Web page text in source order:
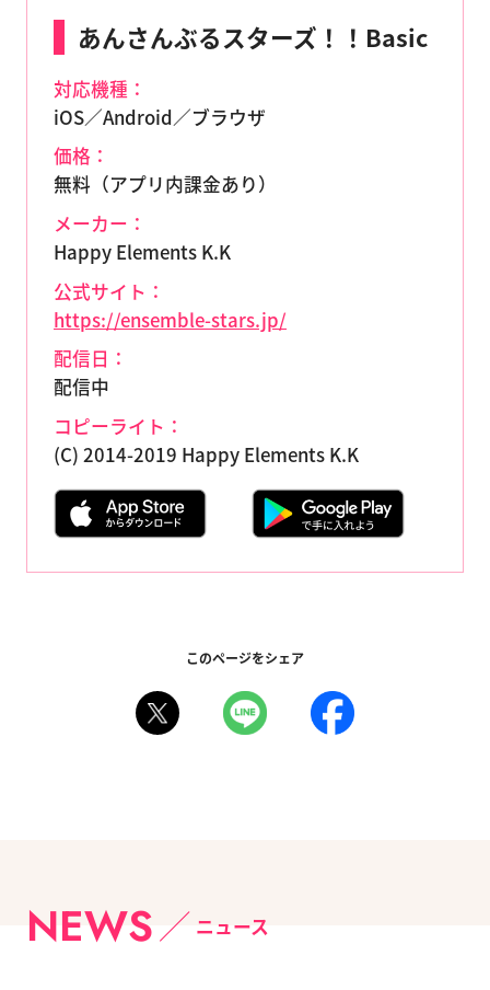
あんさんぶるスターズ！！Basic
対応機種：
iOS／Android／ブラウザ
価格：
無料（アプリ内課金あり）
メーカー：
Happy Elements K.K
公式サイト：
https://ensemble-stars.jp/
配信日：
配信中
コピーライト：
(C) 2014-2019 Happy Elements K.K
このページをシェア
NEWS ニュース